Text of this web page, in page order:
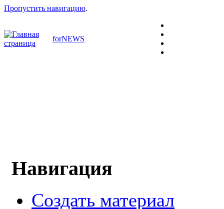
Пропустить навигацию.
forNEWS
Навигация
Создать материал